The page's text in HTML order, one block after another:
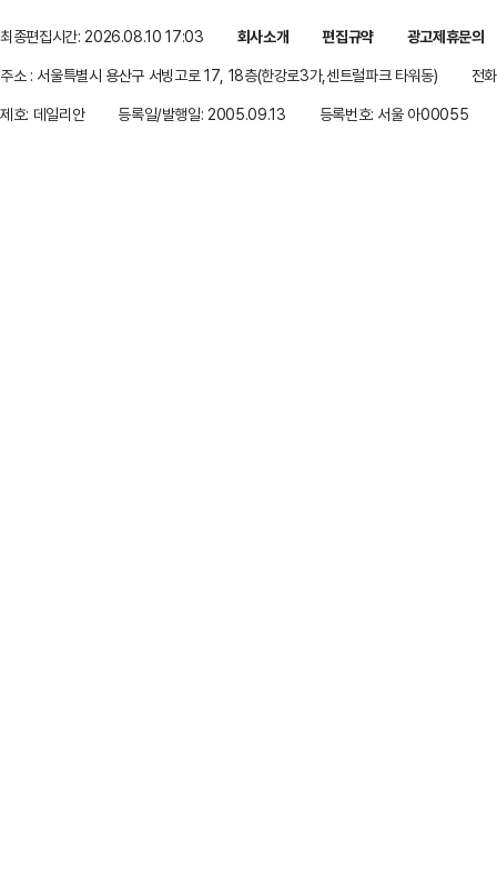
최종편집시간: 2026.08.10 17:03 회사소개 편집규약
광고제휴문의
주소 : 서울특별시 용산구 서빙고로 17, 18층(한강로3가,센트럴파크 타워동)
전
제호: 데일리안
등록일/발행일: 2005.09.13 등록번호: 서울 아00055